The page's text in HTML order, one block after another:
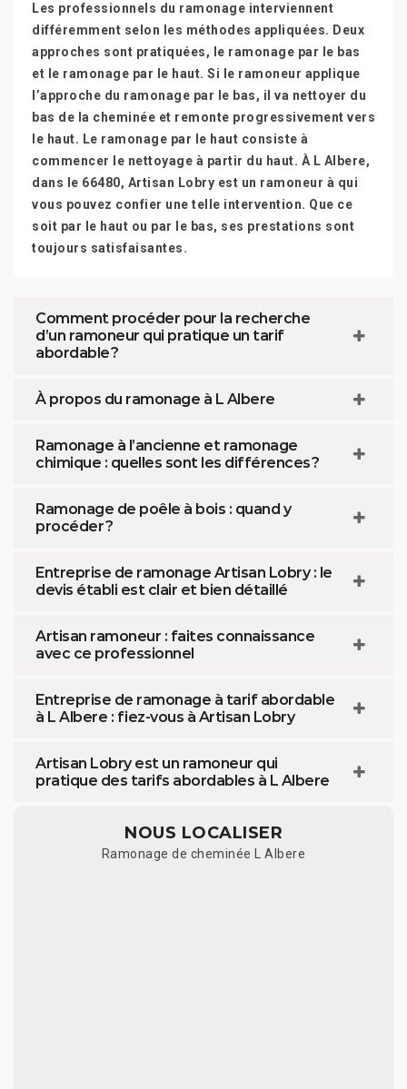
Les professionnels du ramonage interviennent
différemment selon les méthodes appliquées. Deux
approches sont pratiquées, le ramonage par le bas
et le ramonage par le haut. Si le ramoneur applique
l’approche du ramonage par le bas, il va nettoyer du
bas de la cheminée et remonte progressivement vers
le haut. Le ramonage par le haut consiste à
commencer le nettoyage à partir du haut. À L Albere,
dans le 66480, Artisan Lobry est un ramoneur à qui
vous pouvez confier une telle intervention. Que ce
soit par le haut ou par le bas, ses prestations sont
toujours satisfaisantes.
Comment procéder pour la recherche
d’un ramoneur qui pratique un tarif
abordable ?
À propos du ramonage à L Albere
Ramonage à l’ancienne et ramonage
chimique : quelles sont les différences ?
Ramonage de poêle à bois : quand y
procéder ?
Entreprise de ramonage Artisan Lobry : le
devis établi est clair et bien détaillé
Artisan ramoneur : faites connaissance
avec ce professionnel
Entreprise de ramonage à tarif abordable
à L Albere : fiez-vous à Artisan Lobry
Artisan Lobry est un ramoneur qui
pratique des tarifs abordables à L Albere
NOUS LOCALISER
Ramonage de cheminée L Albere